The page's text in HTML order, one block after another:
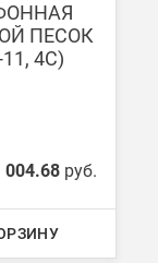
ПЕСОК
4C)
004.68 руб.